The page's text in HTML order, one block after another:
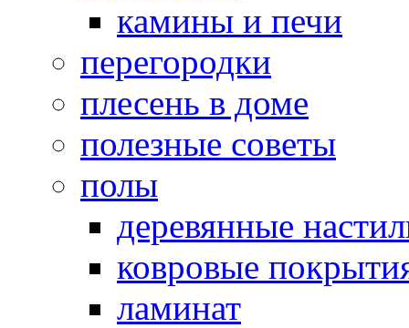
камины и печи
перегородки
плесень в доме
полезные советы
полы
деревянные
ковровые
ламинат